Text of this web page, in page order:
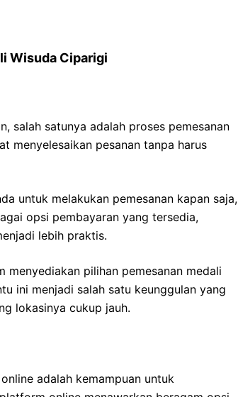
Wisuda Ciparigi
salah satunya adalah proses pemesanan
menyelesaikan pesanan tanpa harus
untuk melakukan pemesanan kapan saja,
opsi pembayaran yang tersedia,
lebih praktis.
menyediakan pilihan pemesanan medali
ini menjadi salah satu keunggulan yang
lokasinya cukup jauh.
adalah kemampuan untuk